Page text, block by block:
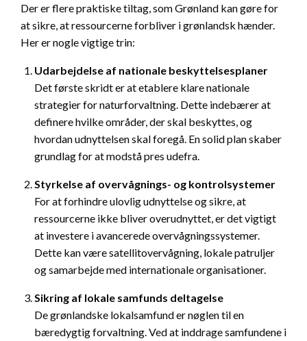
Der er flere praktiske tiltag, som Grønland kan gøre for
at sikre, at ressourcerne forbliver i grønlandsk hænder.
Her er nogle vigtige trin:
Udarbejdelse af nationale beskyttelsesplaner
Det første skridt er at etablere klare nationale
strategier for naturforvaltning. Dette indebærer at
definere hvilke områder, der skal beskyttes, og
hvordan udnyttelsen skal foregå. En solid plan skaber
grundlag for at modstå pres udefra.
Styrkelse af overvågnings- og kontrolsystemer
For at forhindre ulovlig udnyttelse og sikre, at
ressourcerne ikke bliver overudnyttet, er det vigtigt
at investere i avancerede overvågningssystemer.
Dette kan være satellitovervågning, lokale patruljer
og samarbejde med internationale organisationer.
Sikring af lokale samfunds deltagelse
De grønlandske lokalsamfund er nøglen til en
bæredygtig forvaltning. Ved at inddrage samfundene i